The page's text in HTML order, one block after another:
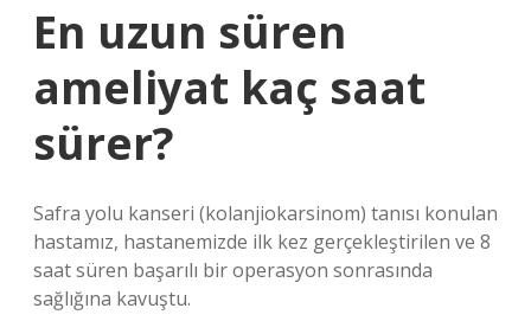
En uzun süren
ameliyat kaç saat
sürer?
Safra yolu kanseri (kolanjiokarsinom) tanısı konulan
hastamız, hastanemizde ilk kez gerçekleştirilen ve 8
saat süren başarılı bir operasyon sonrasında
sağlığına kavuştu.